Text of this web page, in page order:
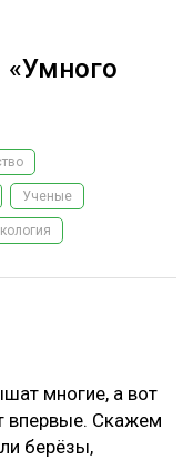
«Умного
Ученые
многие, а вот
впервые. Скажем
берёзы,